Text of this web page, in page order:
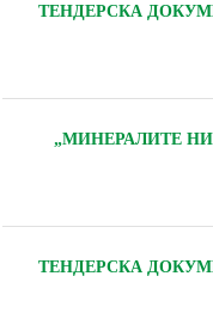
ТЕНДЕРСКА
„МИНЕРАЛИТЕ
ТЕНДЕРСКА